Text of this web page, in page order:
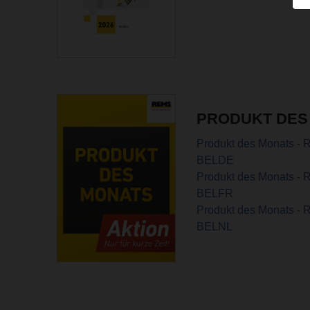
PRODUKT
Produkt des Monats -
BELDE
Produkt des Monats -
BELFR
Produkt des Monats -
BELNL